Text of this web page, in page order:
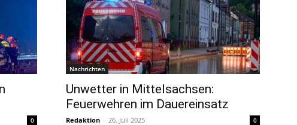
0
Nachrichten
Unwetter in Mittelsachsen:
Feuerwehren im Dauereinsatz
Redaktion - 26. Juli 2025 0